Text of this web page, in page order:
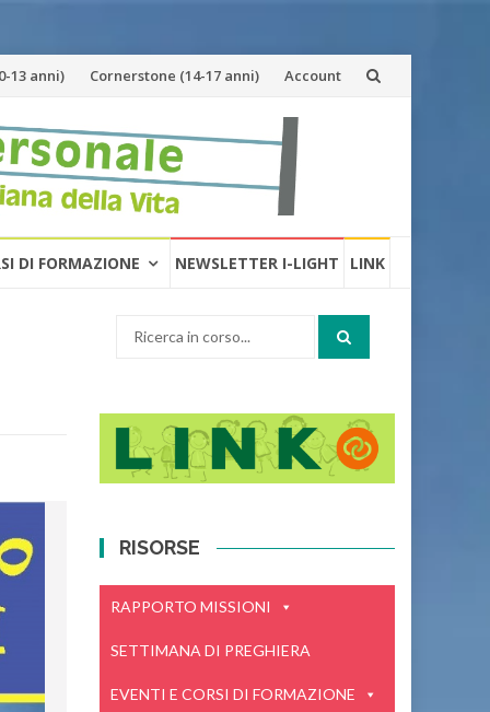
13 anni) Cornerstone (14-17 anni) Account
DI FORMAZIONE NEWSLETTER I-LIGHT LINK
RISORSE
RAPPORTO MISSIONI
SETTIMANA DI PREGHIERA
EVENTI E CORSI DI FORMAZIONE